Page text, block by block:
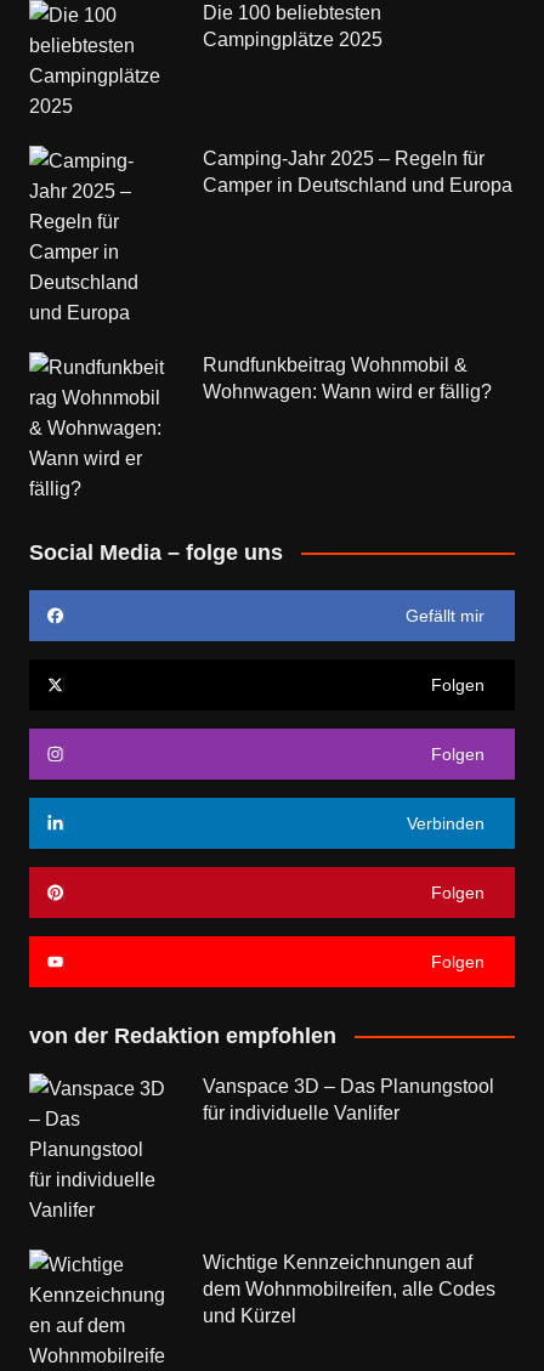
Die 100 beliebtesten
Campingplätze 2025
Camping-Jahr 2025 – Regeln für
Camper in Deutschland und Europa
Rundfunkbeitrag Wohnmobil &
Wohnwagen: Wann wird er fällig?
Social Media – folge uns
Gefällt mir
Folgen
Folgen
Verbinden
Folgen
Folgen
von der Redaktion empfohlen
Vanspace 3D – Das Planungstool
für individuelle Vanlifer
Wichtige Kennzeichnungen auf
dem Wohnmobilreifen, alle Codes
und Kürzel